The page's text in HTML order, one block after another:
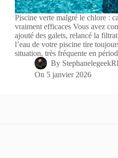
Piscine verte malgré le chlore :
vraiment efficaces Vous avez
ajouté des galets, relancé la
l’eau de votre piscine tire
situation, très fréquente en
By
On 5 janvier 2026